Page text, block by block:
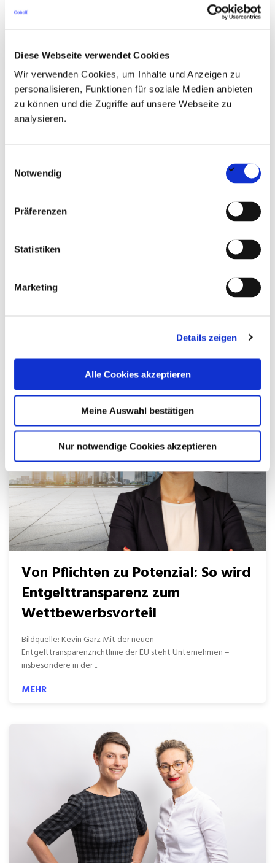
Diese Webseite verwendet Cookies
Wir verwenden Cookies, um Inhalte und Anzeigen zu
personalisieren, Funktionen für soziale Medien anbieten
zu können und die Zugriffe auf unsere Webseite zu
analysieren.
Notwendig
Präferenzen
Statistiken
Marketing
Details zeigen
Alle Cookies akzeptieren
Meine Auswahl bestätigen
Nur notwendige Cookies akzeptieren
Bildquelle: Dieses Bild wurde mit KI generiert. Ob in der Bau-
MEHR
Immobilien- und Baubranche
hat die Immobilien- und Baubranche längst erreicht. ...
MEHR
Von Pflichten zu Potenzial: So wird
Entgelttransparenz zum
Wettbewerbsvorteil
Bildquelle: Kevin Garz Mit der neuen
Entgelttransparenzrichtlinie der EU steht Unternehmen –
insbesondere in der ...
MEHR